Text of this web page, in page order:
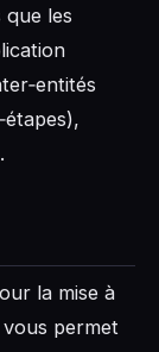
les
la mise à
permet